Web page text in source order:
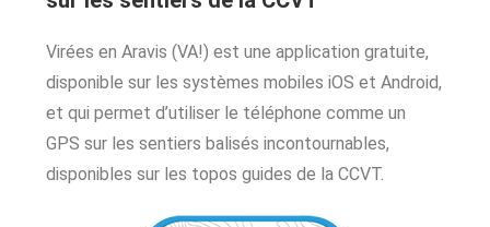
Virées en Aravis (VA!) est une application gratuite,
disponible sur les systèmes mobiles iOS et Android,
et qui permet d’utiliser le téléphone comme un
GPS sur les sentiers balisés incontournables,
disponibles sur les topos guides de la CCVT.